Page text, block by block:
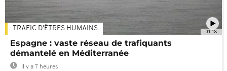
01:18
TRAFIC D'ÊTRES HUMAINS
Espagne : vaste réseau de trafiquants
démantelé en Méditerranée
Il y a 7 heures